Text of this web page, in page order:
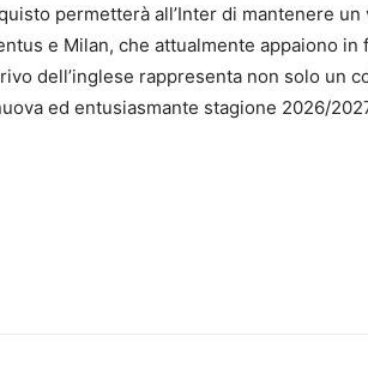
permetterà all’Inter di mantenere un
e Milan, che attualmente appaiono
dell’inglese rappresenta non solo un
ed entusiasmante stagione 2026/